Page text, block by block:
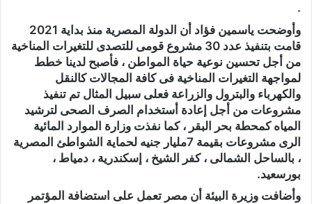
.
وأوضحت ياسمين فؤاد أن الدولة المصرية منذ بداية 2021
قامت بتنفيذ عدد 30 مشروع قومى للتصدى للتغيرات المناخية
من أجل تحسين نوعية حياة المواطن ، فأصبح لدينا خطط
لمواجهة التغيرات المناخية فى كافة المجالات كالنقل
والكهرباء والبترول والزراعة فعلى سبيل المثال تم تنفيذ
مشروعات من أجل إعادة أستخدام الصرف الصحى لترشيد
المياه كمحطة بحر البقر ، كما نفذت وزارة الموارد المائية
الرى مشروعات بقيمة 7مليار جنيه لحماية الشواطئ المصرية
، بالساحل الشمالى ، كفر الشيخ ، إسكندرية ، دمياط ،
بورسعيد.
وأضافت وزيرة البيئة أن مصر تعمل على استضافة المؤتمر